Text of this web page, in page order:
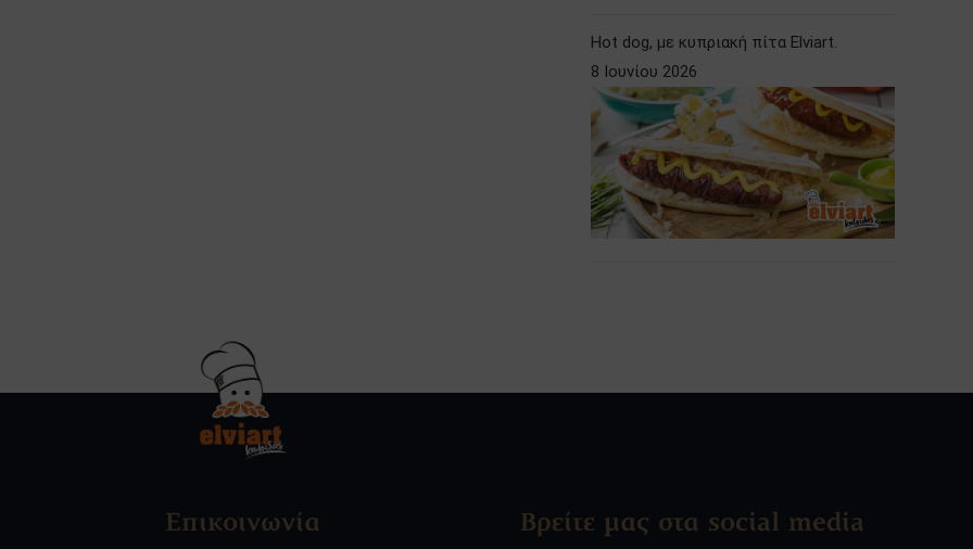
Hot dog, με κυπριακή πίτα Elviart.
8 Ιουνίου 2026
Επικοινωνία Βρείτε μας στα social media